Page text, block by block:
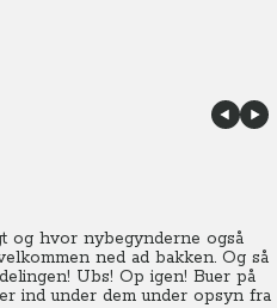
og hvor nybegynderne også
ned ad bakken. Og så
Ubs! Op igen! Buer på
ind under dem under opsyn fra